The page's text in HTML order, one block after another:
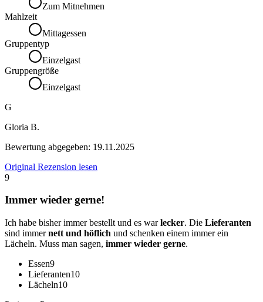
Zum Mitnehmen
Mahlzeit
Mittagessen
Gruppentyp
Einzelgast
Gruppengröße
Einzelgast
G
Gloria B.
Bewertung abgegeben: 19.11.2025
Original Rezension lesen
9
Immer wieder gerne!
Ich habe bisher immer bestellt und es warlecker. Die Lieferanten
sind immernett und höflich und schenken einem immer ein
Lächeln. Muss man sagen, immer wieder gerne.
Essen9
Lieferanten10
Lächeln10